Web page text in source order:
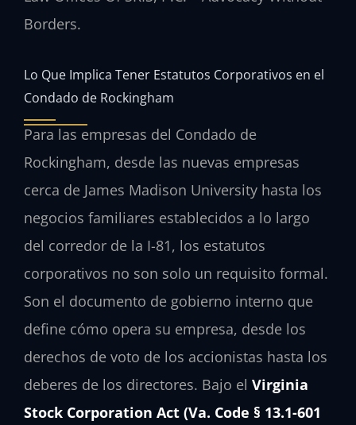
Borders.
Lo Que Implica Tener Estatutos Corporativos en el
Condado de Rockingham
Para las empresas del Condado de
Rockingham, desde las nuevas empresas
cerca de James Madison University hasta los
negocios familiares establecidos a lo largo
del corredor de la I-81, los estatutos
corporativos no son solo un requisito formal.
Son el documento de gobierno interno que
define cómo opera su empresa, desde los
derechos de voto de los accionistas hasta los
deberes de los directores. Bajo el Virginia
Stock Corporation Act (Va. Code § 13.1-601